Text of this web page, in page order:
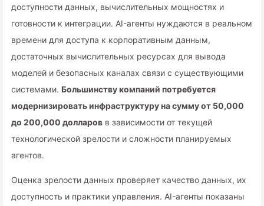
доступности данных, вычислительных мощностях и
готовности к интеграции. AI-агенты нуждаются в реальном
времени для доступа к корпоративным данным,
достаточных вычислительных ресурсах для вывода
моделей и безопасных каналах связи с существующими
системами. Большинству компаний потребуется
модернизировать инфраструктуру на сумму от 50,000
до 200,000 долларов в зависимости от текущей
технологической зрелости и сложности планируемых
агентов.
Оценка зрелости данных проверяет качество данных, их
доступность и практики управления. AI-агенты показаны